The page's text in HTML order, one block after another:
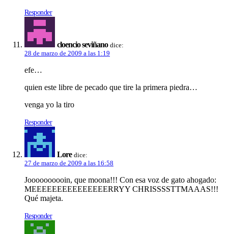
Responder
cloencio seviñano dice:
28 de marzo de 2009 a las 1:19
efe…
quien este libre de pecado que tire la primera piedra…
venga yo la tiro
Responder
Lore dice:
27 de marzo de 2009 a las 16:58
Joooooooooin, que moona!!! Con esa voz de gato ahogado:
MEEEEEEEEEEEEEEERRYY CHRISSSSTTMAAAS!!!
Qué majeta.
Responder